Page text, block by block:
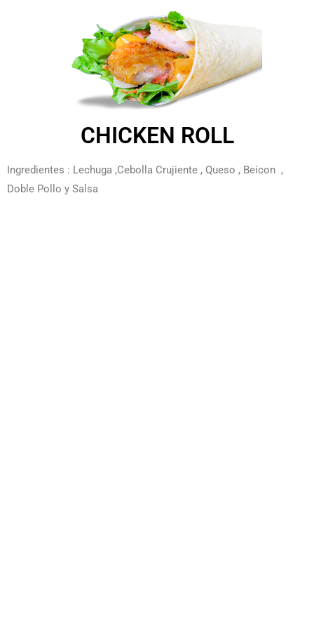
CHICKEN ROLL
Ingredientes : Lechuga ,Cebolla Crujiente , Queso , Beicon ,
Doble Pollo y Salsa